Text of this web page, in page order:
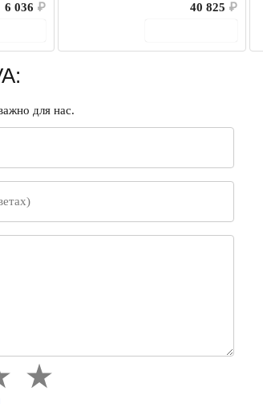
6 036 ₽
40 825 ₽
для нас.